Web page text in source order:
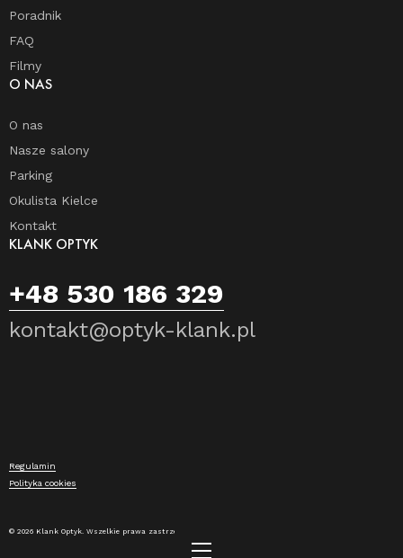
Poradnik
FAQ
Filmy
O NAS
O nas
Nasze salony
Parking
Okulista Kielce
Kontakt
KLANK OPTYK
+48 530 186 329
kontakt@optyk-klank.pl
© 2026 Klank Optyk. Wszelkie prawa zastrzeżone.
Regulamin
Polityka cookies